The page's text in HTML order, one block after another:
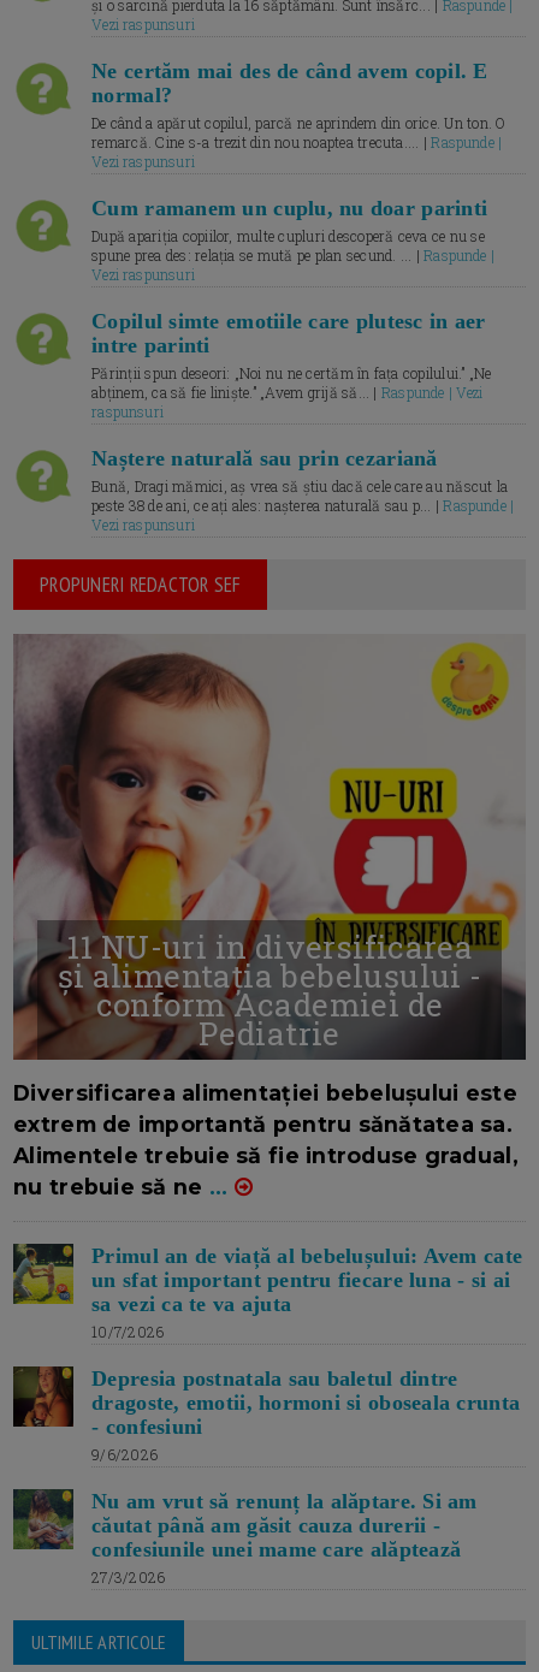
și o sarcină pierduta la 16 săptămâni. Sunt însărc... | Raspunde |
Vezi raspunsuri
Ne certăm mai des de când avem copil. E
normal?
De când a apărut copilul, parcă ne aprindem din orice. Un ton. O
remarcă. Cine s-a trezit din nou noaptea trecuta.... |Raspunde |
Vezi raspunsuri
Cum ramanem un cuplu, nu doar parinti
După apariția copiilor, multe cupluri descoperă ceva ce nu se
spune prea des: relația se mută pe plan secund. ... |Raspunde |
Vezi raspunsuri
Copilul simte emotiile care plutesc in aer
intre parinti
Părinții spun deseori: „Noi nu ne certăm în fața copilului.” „Ne
abținem, ca să fie liniște.” „Avem grijă să... | Raspunde | Vezi
raspunsuri
Naștere naturală sau prin cezariană
Bună, Dragi mămici, aș vrea să știu dacă cele care au născut la
peste 38 de ani, ce ați ales: nașterea naturală sau p... |Raspunde |
Vezi raspunsuri
PROPUNERI REDACTOR SEF
11 NU-uri in diversificarea
și alimentația bebelușului -
conform Academiei de
Pediatrie
Diversificarea alimentației bebelușului este
extrem de importantă pentru sănătatea sa.
Alimentele trebuie să fie introduse gradual,
nu trebuie să ne ...
Primul an de viață al bebelușului: Avem cate
un sfat important pentru fiecare luna - si ai
sa vezi ca te va ajuta
10/7/2026
Depresia postnatala sau baletul dintre
dragoste, emotii, hormoni si oboseala crunta
- confesiuni
9/6/2026
Nu am vrut să renunț la alăptare. Si am
căutat până am găsit cauza durerii -
confesiunile unei mame care alăptează
27/3/2026
ULTIMILE ARTICOLE